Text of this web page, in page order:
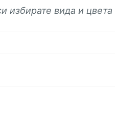
избирате вида и цвета